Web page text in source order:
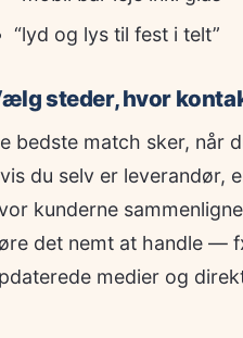
“lyd og lys til fest i telt”
steder, hvor
bedste match sker, når
du selv er leverandør,
kunderne
det nemt at handle —
medier og